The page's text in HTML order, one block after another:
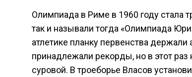
Олимпиада в Риме в 1960 году стала
так и называли тогда «Олимпиада
атлетике планку первенства
принадлежали рекорды, но в этот
суровой. В троеборье Власов